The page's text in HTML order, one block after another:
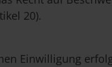
20).
Einwilligung